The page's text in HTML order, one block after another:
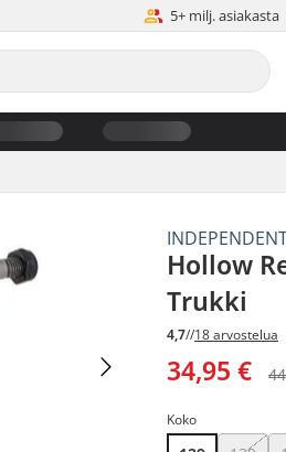
5+ milj. asiakasta
Hollow
Trukki
4,7//18 arvostelua
34,95 €
Koko